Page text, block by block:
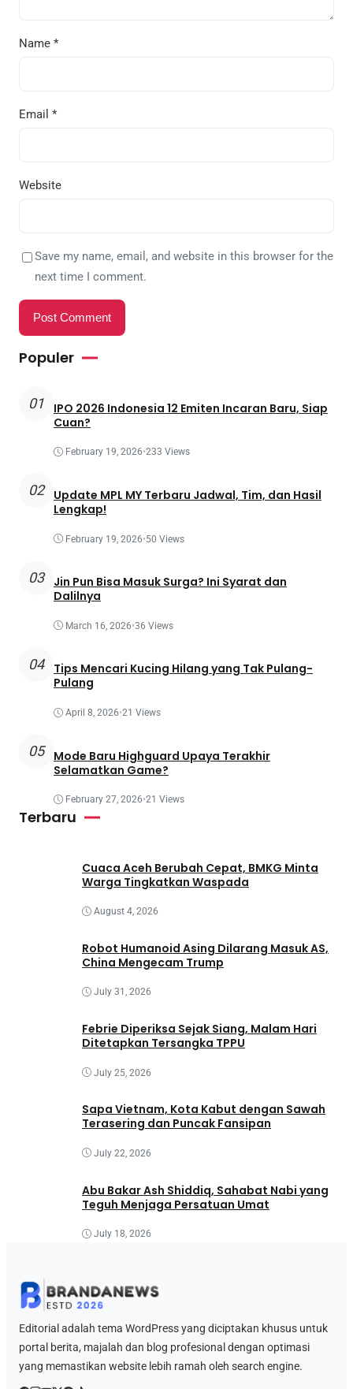
Name *
Email *
Website
Save my name, email, and website in this browser for the
next time I comment.
Populer
01
IPO 2026 Indonesia 12 Emiten Incaran Baru, Siap
Cuan?
February 19, 2026•233 Views
02
Update MPL MY Terbaru Jadwal, Tim, dan Hasil
Lengkap!
February 19, 2026•50 Views
03
Jin Pun Bisa Masuk Surga? Ini Syarat dan
Dalilnya
March 16, 2026•36 Views
04
Tips Mencari Kucing Hilang yang Tak Pulang-
Pulang
April 8, 2026•21 Views
05
Mode Baru Highguard Upaya Terakhir
Selamatkan Game?
February 27, 2026•21 Views
Terbaru
Cuaca Aceh Berubah Cepat, BMKG Minta
Warga Tingkatkan Waspada
August 4, 2026
Robot Humanoid Asing Dilarang Masuk AS,
China Mengecam Trump
July 31, 2026
Febrie Diperiksa Sejak Siang, Malam Hari
Ditetapkan Tersangka TPPU
July 25, 2026
Sapa Vietnam, Kota Kabut dengan Sawah
Terasering dan Puncak Fansipan
July 22, 2026
Abu Bakar Ash Shiddiq, Sahabat Nabi yang
Teguh Menjaga Persatuan Umat
July 18, 2026
Editorial adalah tema WordPress yang diciptakan khusus untuk
portal berita, majalah dan blog profesional dengan optimasi
yang memastikan website lebih ramah oleh search engine.